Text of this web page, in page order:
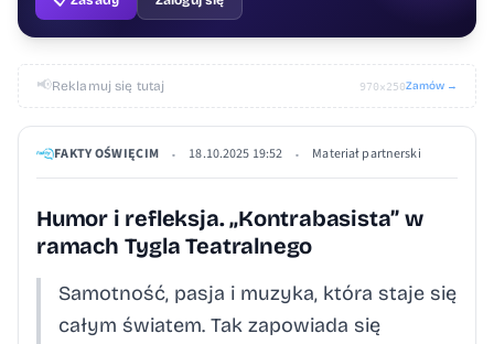
📢Reklamuj się tutaj 970×250Zamów →
FAKTY OŚWIĘCIM • 18.10.2025 19:52 • Materiał partnerski
Humor i refleksja. „Kontrabasista” w
ramach Tygla Teatralnego
Samotność, pasja i muzyka, która staje się
całym światem. Tak zapowiada się